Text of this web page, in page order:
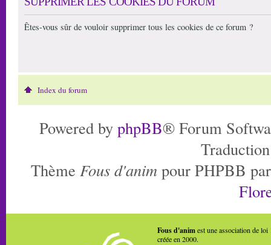
Êtes-vous sûr de vouloir supprimer tous les cookies de ce forum ?
Index du forum
Powered by phpBB® Forum
Thème Fous d'anim pour PHPBB
Fous d'animest une association de loi
créée en 2000.